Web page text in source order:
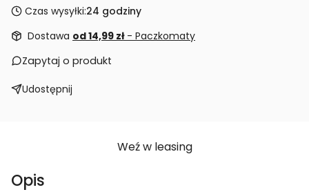
Czas wysyłki:24 godziny
Dostawa od 14,99 zł - Paczkomaty
Zapytaj o produkt
Udostępnij
Weź w leasing
Opis